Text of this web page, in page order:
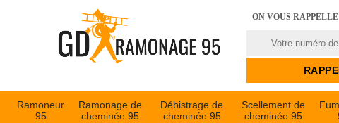
ON VOUS
Ramoneur
95
Ramonage de
cheminée 95
Débistrage de
cheminée 95
Scellement de
cheminée 95